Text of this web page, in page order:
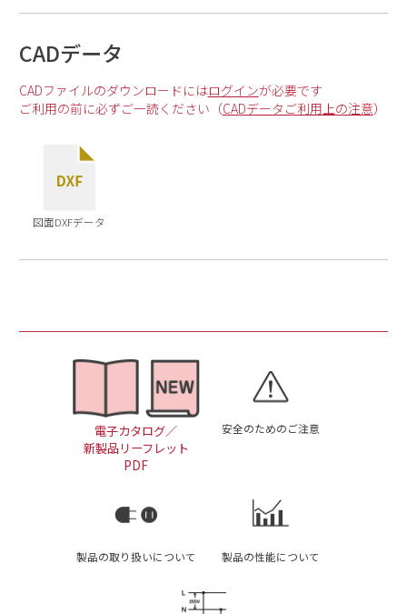
CADデータ
CADファイルのダウンロードにはログインが必要です
ご利用の前に必ずご一読ください（CADデータご利用上の注意）
図面DXFデータ
電子カタログ／
新製品リーフレット
PDF
安全のためのご注意
製品の取り扱いについて 製品の性能について